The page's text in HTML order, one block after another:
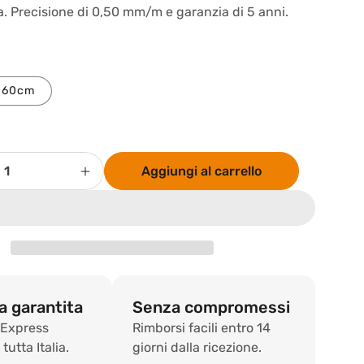
Precisione di 0,50 mm/m e garanzia di 5 anni.
60cm
Aumenta
megalevel
Aggiungi al carrello
garantita
Italia.
Senza compromessi
Rimborsi facili entro 14
giorni dalla ricezione.